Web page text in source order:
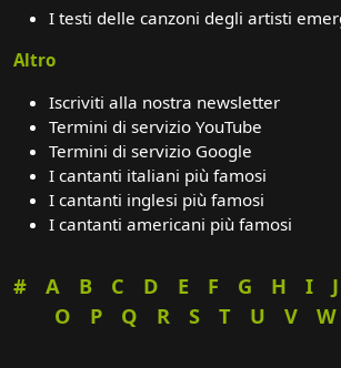
I testi delle canzoni degli artisti
Altro
Iscriviti alla nostra newsletter
Termini di servizio YouTube
Termini di servizio Google
I cantanti italiani più famosi
I cantanti inglesi più famosi
I cantanti americani più famosi
# A B C D E F G H I J
O
P Q R S T U V W